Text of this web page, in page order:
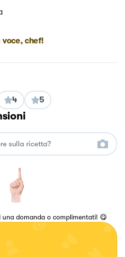
chef!
4 5
domanda o complimentati! 😋